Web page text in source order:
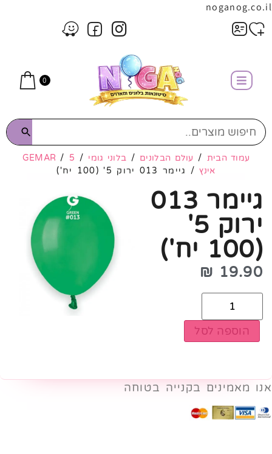
noganog.co.il
0
עמוד הבית / עולם הבלונים / בלוני גומי /
GEMAR / 5
אינץ/ גיימר 013 ירוק 5' (100 יח')
גיימר 013
ירוק 5'
(100 יח')
19.90
₪
הוספה לסל
אנו מאמינים בקנייה בטוחה